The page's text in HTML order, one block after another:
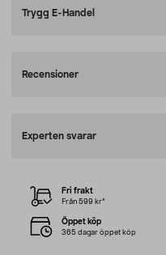
Trygg E-Handel
Recensioner
Experten svarar
Fri frakt
Från 599 kr*
Öppet köp
365 dagar öppet köp